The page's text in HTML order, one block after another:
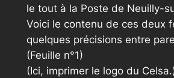
le tout à la Poste de Neuilly-
Voici le contenu de ces deux
quelques précisions entre
(Feuille n°1)
(Ici, imprimer le logo du